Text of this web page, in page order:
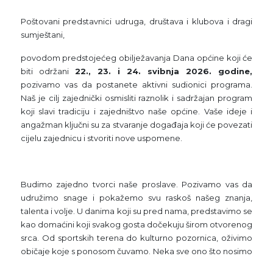
Poštovani predstavnici udruga, društava i klubova i dragi
sumještani,
povodom predstojećeg obilježavanja Dana općine koji će
biti održani 22., 23. i 24. svibnja 2026. godine,
pozivamo vas da postanete aktivni sudionici programa.
Naš je cilj zajednički osmisliti raznolik i sadržajan program
koji slavi tradiciju i zajedništvo naše općine. Vaše ideje i
angažman ključni su za stvaranje događaja koji će povezati
cijelu zajednicu i stvoriti nove uspomene.
Budimo zajedno tvorci naše proslave. Pozivamo vas da
udružimo snage i pokažemo svu raskoš našeg znanja,
talenta i volje. U danima koji su pred nama, predstavimo se
kao domaćini koji svakog gosta dočekuju širom otvorenog
srca. Od sportskih terena do kulturno pozornica, oživimo
običaje koje s ponosom čuvamo. Neka sve ono što nosimo